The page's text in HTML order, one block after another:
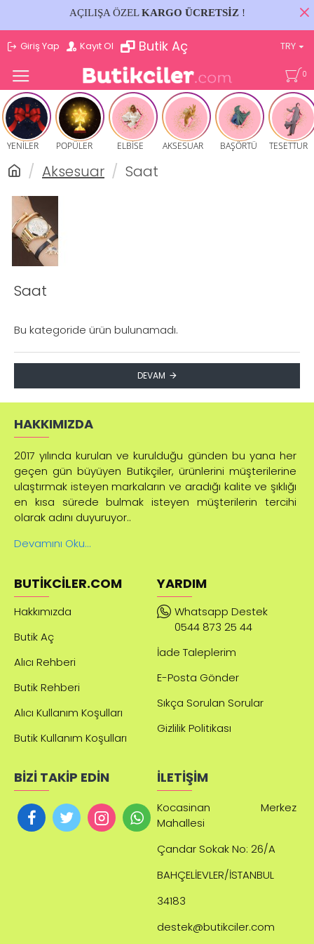
AÇILIŞA ÖZELKARGO ÜCRETSİZ!
Giriş Yap Kayıt Ol Butik Aç TRY
0
YENİLER POPÜLER ELBİSE AKSESUAR BAŞÖRTÜ TESETTUR
Aksesuar Saat
Saat
Bu kategoride ürün bulunamadı.
DEVAM
HAKKIMIZDA
2017 yılında kurulan ve kurulduğu günden bu yana her
geçen gün büyüyen Butikçiler, ürünlerini müşterilerine
ulaştırmak isteyen markaların ve aradığı kalite ve şıklığı
en kısa sürede bulmak isteyen müşterilerin tercihi
olarak adını duyuruyor..
Devamını Oku...
BUTIKCILER.COM
Hakkımızda
Butik Aç
Alıcı Rehberi
Butik Rehberi
Alıcı Kullanım Koşulları
Butik Kullanım Koşulları
YARDIM
Whatsapp Destek
0544 873 25 44
İade Taleplerim
E-Posta Gönder
Sıkça Sorulan Sorular
Gizlilik Politikası
BİZİ TAKİP EDİN İLETİŞİM
Kocasinan Merkez
Mahallesi
Çandar Sokak No: 26/A
BAHÇELİEVLER/İSTANBUL
34183
destek@butikciler.com